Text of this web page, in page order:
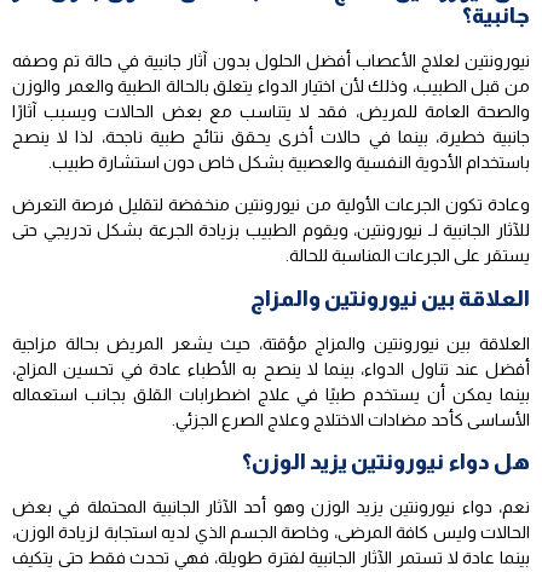
جانبية؟
نيورونتين لعلاج الأعصاب أفضل الحلول بدون آثار جانبية في حالة تم وصفه
من قبل الطبيب، وذلك لأن اختيار الدواء يتعلق بالحالة الطبية والعمر والوزن
والصحة العامة للمريض، فقد لا يتناسب مع بعض الحالات ويسبب آثارًا
جانبية خطيرة، بينما في حالات أخرى يحقق نتائج طبية ناجحة، لذا لا ينصح
باستخدام الأدوية النفسية والعصبية بشكل خاص دون استشارة طبيب.
وعادة تكون الجرعات الأولية من نيورونتين منخفضة لتقليل فرصة التعرض
للآثار الجانبية لـ نيورونتين، ويقوم الطبيب بزيادة الجرعة بشكل تدريجي حتى
يستقر على الجرعات المناسبة للحالة.
العلاقة بين نيورونتين والمزاج
العلاقة بين نيورونتين والمزاج مؤقتة، حيث يشعر المريض بحالة مزاجية
أفضل عند تناول الدواء، بينما لا ينصح به الأطباء عادة في تحسين المزاج،
بينما يمكن أن يستخدم طبيًا في علاج اضطرابات القلق بجانب استعماله
الأساسى كأحد مضادات الاختلاج وعلاج الصرع الجزئي.
هل دواء نيورونتين يزيد الوزن؟
نعم، دواء نيورونتين يزيد الوزن وهو أحد الآثار الجانبية المحتملة في بعض
الحالات وليس كافة المرضى، وخاصة الجسم الذي لديه استجابة لزيادة الوزن،
بينما عادة لا تستمر الآثار الجانبية لفترة طويلة، فهي تحدث فقط حتى يتكيف